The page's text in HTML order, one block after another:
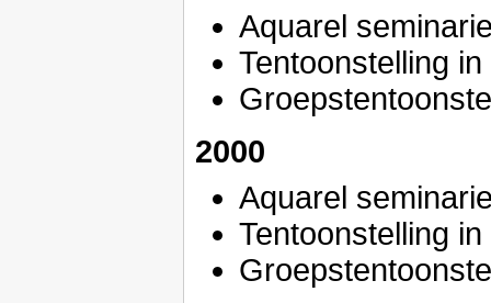
Aquarel
Tentoonstelling in
2000
Aquarel
Tentoonstelling in